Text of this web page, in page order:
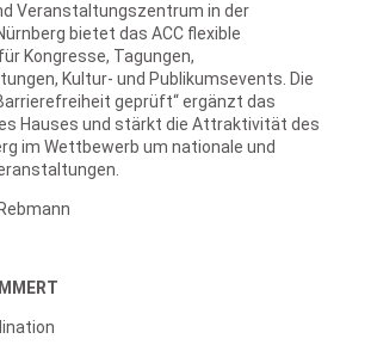
Veranstaltungszentrum in der
bietet das ACC flexible
Kongresse, Tagungen,
Kultur- und Publikumsevents. Die
geprüft“ ergänzt das
Hauses und stärkt die Attraktivität des
im Wettbewerb um nationale und